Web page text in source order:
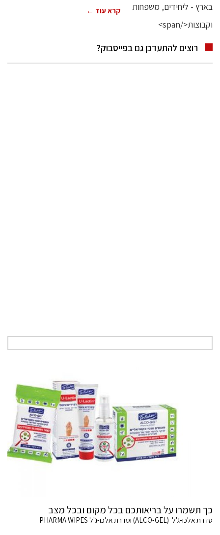
קרא עוד ←
רוצים להתעדכן גם בפייסבוק?
כך תשמרו על בריאותכם בכל מקום ובכל מצב
סדרת אלכו-ג'ל (ALCO-GEL) וסדרת אלכו-ג'ל PHARMA WIPES